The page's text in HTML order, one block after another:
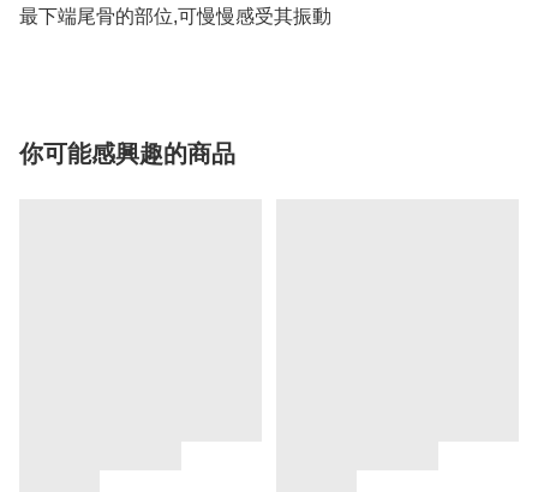
最下端尾骨的部位,可慢慢感受其振動
你可能感興趣的商品